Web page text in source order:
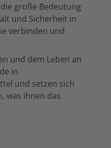
große Bedeutung
und Sicherheit in
verbinden und
und dem Leben an
in
und setzen sich
was ihnen das